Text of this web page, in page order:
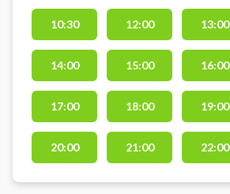
tennisbane og spil tennis i
Hjortshøj-Egå på en
tennisbanerne ved tennisklubben.
10:30 12:00 13:00
14:00 15:00 16:00
17:00 18:00 19:00
20:00 21:00 22:00